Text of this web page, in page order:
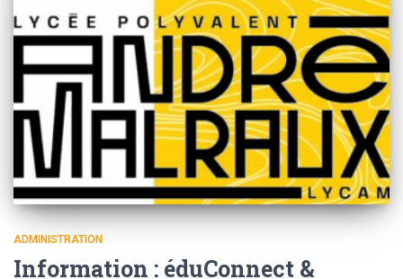
ADMINISTRATION
Information : éduConnect &